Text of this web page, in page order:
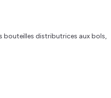
bouteilles distributrices aux bols,